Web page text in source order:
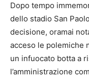
Dopo tempo
dello stadio San
decisione, oramai
acceso le polemiche
un infuocato botta a
l’amministrazione